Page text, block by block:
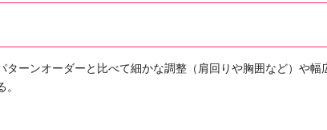
ターンオーダーと比べて細かな調整（肩回りや胸囲など）や